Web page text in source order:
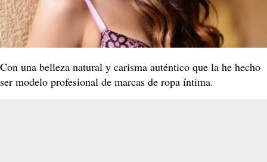
Con una belleza natural y carisma auténtico que la he hecho
ser modelo profesional de marcas de ropa íntima.